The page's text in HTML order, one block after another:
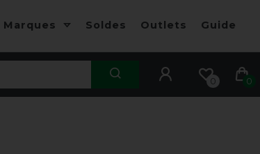
Marques Soldes Outlets Guide
0 0